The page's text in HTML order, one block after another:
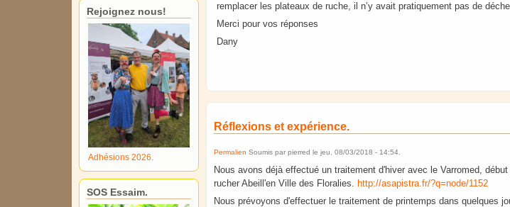
remplacer les plateaux de ruche, il n’y avait pratiquement pas de
Merci pour vos réponses
Dany
Réflexions et expérience.
Permalien Soumis parpierred lejeu, 08/03/2018 - 14:54
Nous avons déjà effectué un traitement d'hiver avec le Varromed,
rucher Abeill'en Ville des Floralies.http://asapistra.fr/?q=node/1152
Nous prévoyons d'effectuer le traitement de printemps dans quelques
Rejoignez nous!
Adhésions 2026.
SOS Essaim.